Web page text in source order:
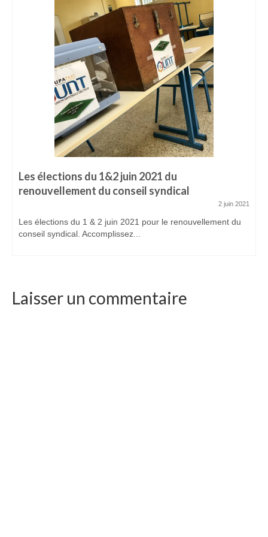
Devenir adhérent
Espace adhérent
ACTUALITÉS
CONTACTEZ-NOUS
Les élections du 1&2 juin 2021 du
renouvellement du conseil syndical
2 juin 2021
Les élections du 1 & 2 juin 2021 pour le renouvellement du
conseil syndical. Accomplissez...
Laisser un commentaire